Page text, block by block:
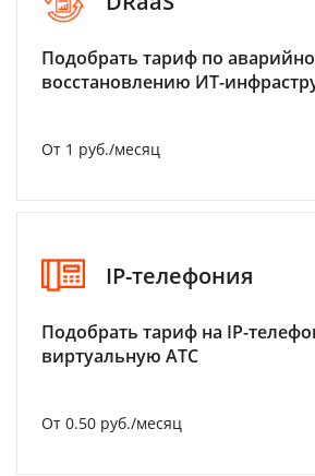
Подобрать тариф по
восстановлению ИТ-
От 1 руб./месяц
IP-телефония
Подобрать тариф на IP-
виртуальную АТС
От 0.50 руб./месяц